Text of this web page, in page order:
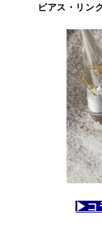
ピアス・リン
▶コ